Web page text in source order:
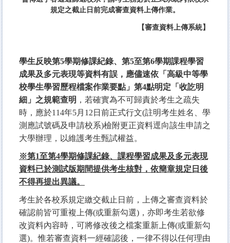
規定之截止日前完成審查資料上傳作業。
【審查資料上傳系統】
學生反映第5學期修課紀錄、第5至第6學期課程學習
成果及多元表現等資料有誤，應儘速依「高級中等學
校學生學習歷程檔案作業要點」第4點明定「收訖明
細」之規範查明 ，若確實為不可歸責於考生之疏失
時，應於114年5月12日前正式行文(註明考生姓名、學
測應試號碼及申請校系)檢附更正資料逕向該生申請之
大學辦理，以維護考生甄試權益。
※第1至第4學期修課紀錄、課程學習成果及多元表現
資料已於測試版期間提供考生核對，依簡章規定日後
不得再提出異議。
考生於各校系規定繳交截止日前，上傳之審查資料於
確認前皆可重複上傳(或重新勾選)，亦即考生若欲修
改資料內容時，可將修改後之檔案重新上傳(或重新勾
選)。惟若審查資料一經確認後，一律不得以任何理由